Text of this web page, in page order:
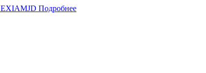
EXIAMJD Подробнее